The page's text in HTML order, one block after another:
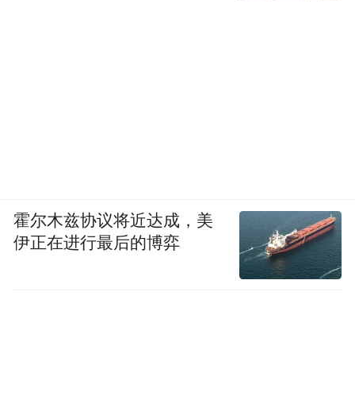
霍尔木兹协议将近达成，美
伊正在进行最后的博弈